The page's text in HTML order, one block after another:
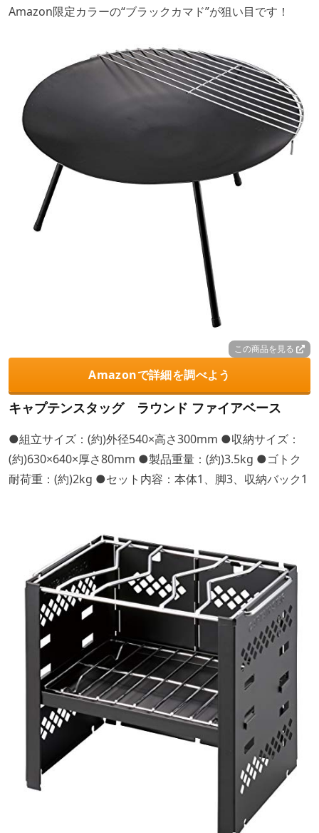
Amazon限定カラーの“ブラックカマド”が狙い目です！
この商品を見る
Amazonで詳細を調べよう
キャプテンスタッグ ラウンド ファイアベース
●組立サイズ：(約)外径540×高さ300mm ●収納サイズ：
(約)630×640×厚さ80mm ●製品重量：(約)3.5kg ●ゴトク
耐荷重：(約)2kg ●セット内容：本体1、脚3、収納バック1